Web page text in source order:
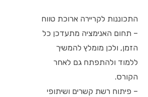
התכוננות לקריירה ארוכת טווח
– תחום האנימציה מתעדכן כל
הזמן, ולכן מומלץ להמשיך
ללמוד ולהתפתח גם לאחר
הקורס.
– פיתוח רשת קשרים ושיתופי